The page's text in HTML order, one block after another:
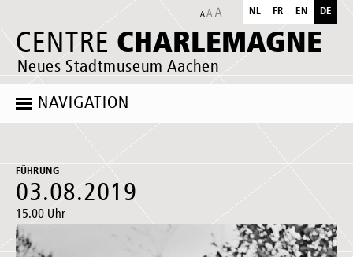
CENTRE CHARLEMAGNE
Neues Stadtmuseum Aachen
NL FR EN DE
NAVIGATION
FÜHRUNG
03.08.2019
15.00 Uhr